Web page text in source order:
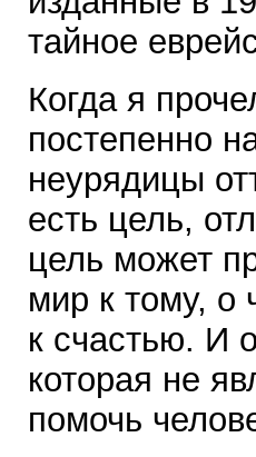
тайное
Когда я
постепенно
неурядицы
есть цель,
цель может
мир к тому, о
к счастью. И
которая не
помочь